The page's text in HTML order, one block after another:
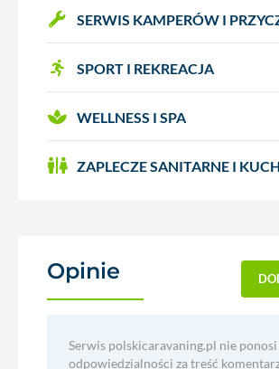
SERWIS KAMPERÓW I
SPORT I REKREACJA
WELLNESS I SPA
ZAPLECZE SANITARNE I
Opinie
Serwis polskicaravaning.pl nie ponosi
odpowiedzialności za treść